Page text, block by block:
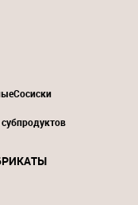
Сосиски